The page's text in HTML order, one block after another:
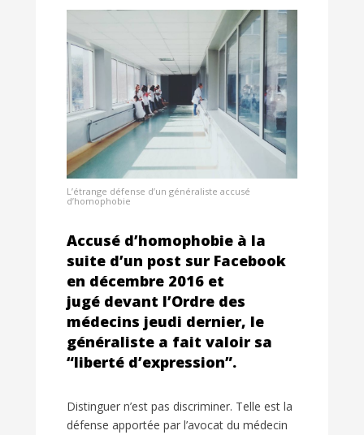
L’étrange défense d’un généraliste accusé
d’homophobie
Accusé d’homophobie à la
suite d’un post sur Facebook
en décembre 2016 et
jugé devant l’Ordre des
médecins jeudi dernier, le
généraliste a fait valoir sa
“liberté d’expression”.
Distinguer n’est pas discriminer. Telle est la
défense apportée par l’avocat du médecin